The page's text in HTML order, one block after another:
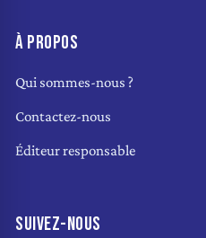
À PROPOS
Qui sommes-nous ?
Contactez-nous
Éditeur responsable
SUIVEZ-NOUS